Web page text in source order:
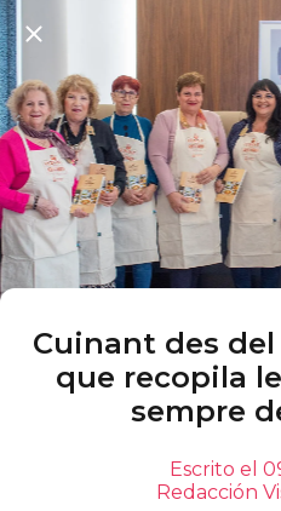
Cuinant des
que recopila
sempre
Escrito el
Redacción